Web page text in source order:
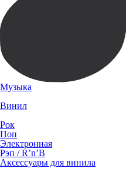
Музыка
Винил
Рок
Поп
Электронная
Рэп / R’n’B
Аксессуары для винила